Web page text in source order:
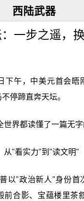
西陆武器
一步之遥，
下午，中美元首会晤
停蹄直奔天坛。
世界都读懂了一篇无字
从"看实力"到"读文明"
以"政治新人"身份首
前合影、宝蕴楼里茶